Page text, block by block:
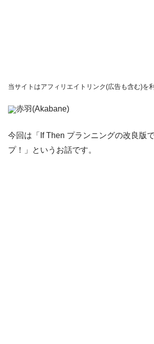
当サイトはアフィリエイトリンク(広告も含む)を
赤羽(Akabane)
今回は「If Then プランニングの改良版
プ！」というお話です。